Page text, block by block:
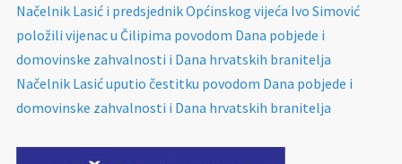
Načelnik Lasić i predsjednik Općinskog vijeća Ivo Simović
položili vijenac u Čilipima povodom Dana pobjede i
domovinske zahvalnosti i Dana hrvatskih branitelja
Načelnik Lasić uputio čestitku povodom Dana pobjede i
domovinske zahvalnosti i Dana hrvatskih branitelja